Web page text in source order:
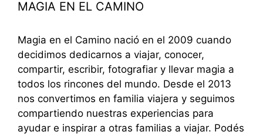
MAGIA EN EL CAMINO
Magia en el Camino nació en el 2009 cuando
decidimos dedicarnos a viajar, conocer,
compartir, escribir, fotografiar y llevar magia a
todos los rincones del mundo. Desde el 2013
nos convertimos en familia viajera y seguimos
compartiendo nuestras experiencias para
ayudar e inspirar a otras familias a viajar. Podés